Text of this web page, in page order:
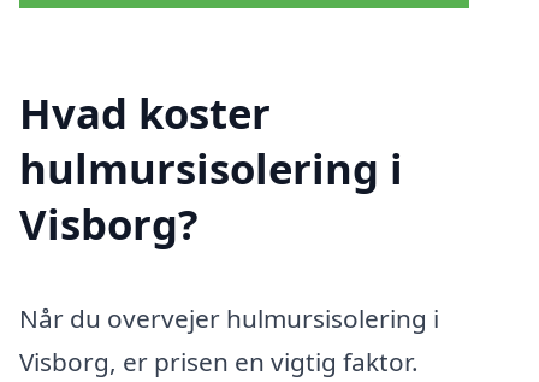
Hvad koster
hulmursisolering i
Visborg?
Når du overvejer hulmursisolering i
Visborg, er prisen en vigtig faktor.